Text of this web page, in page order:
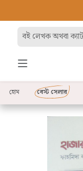
হোম বেস্ট সেলার